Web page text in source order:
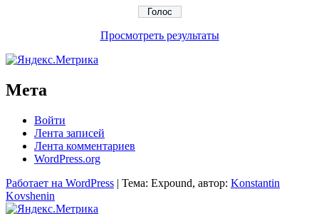
Просмотреть результаты
Мета
Войти
Лента записей
Лента комментариев
WordPress.org
Работает на WordPress | Тема: Expound, автор: Konstantin
Kovshenin